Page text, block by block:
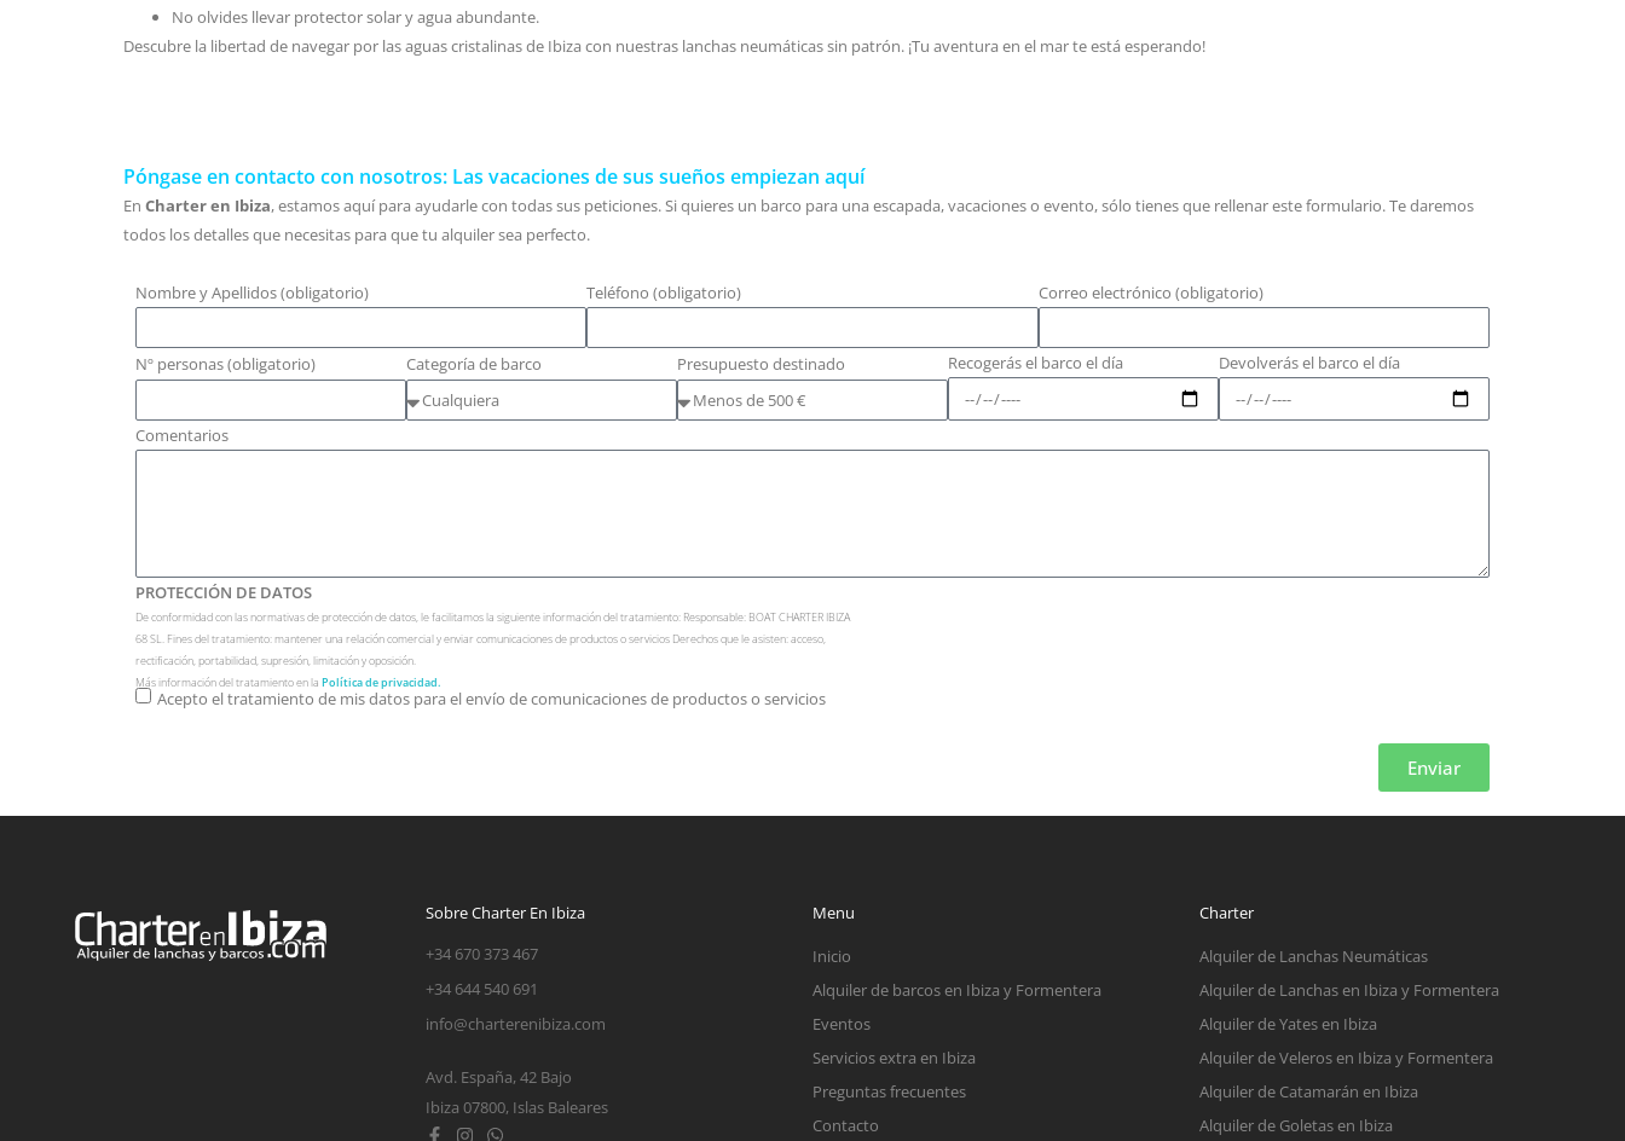
No olvides llevar protector solar y agua abundante.
Descubre la libertad de navegar por las aguas cristalinas de Ibiza con nuestras lanchas neumáticas sin patrón. ¡Tu aventura en el mar te está esperando!
Póngase en contacto con nosotros: Las vacaciones de sus sueños empiezan aquí
En Charter en Ibiza, estamos aquí para ayudarle con todas sus peticiones. Si quieres un barco para una escapada, vacaciones o evento, sólo tienes que rellenar este formulario. Te daremos
todos los detalles que necesitas para que tu alquiler sea perfecto.
Nombre y Apellidos (obligatorio) Teléfono (obligatorio) Correo electrónico (obligatorio)
Nº personas (obligatorio) Categoría de barco Presupuesto destinado Recogerás el barco el día Devolverás el barco el día
Comentarios
PROTECCIÓN DE DATOS
De conformidad con las normativas de protección de datos, le facilitamos la siguiente información del tratamiento: Responsable: BOAT CHARTER IBIZA
68 SL. Fines del tratamiento: mantener una relación comercial y enviar comunicaciones de productos o servicios Derechos que le asisten: acceso,
rectificación, portabilidad, supresión, limitación y oposición.
Más información del tratamiento en la Política de privacidad.
Acepto el tratamiento de mis datos para el envío de comunicaciones de productos o servicios
Enviar
Sobre Charter En Ibiza
+34 670 373 467
+34 644 540 691
info@charterenibiza.com
Avd. España, 42 Bajo
Ibiza 07800, Islas Baleares
Menu
Inicio
Alquiler de barcos en Ibiza y Formentera
Eventos
Servicios extra en Ibiza
Preguntas frecuentes
Contacto
Charter
Alquiler de Lanchas Neumáticas
Alquiler de Lanchas en Ibiza y Formentera
Alquiler de Yates en Ibiza
Alquiler de Veleros en Ibiza y Formentera
Alquiler de Catamarán en Ibiza
Alquiler de Goletas en Ibiza